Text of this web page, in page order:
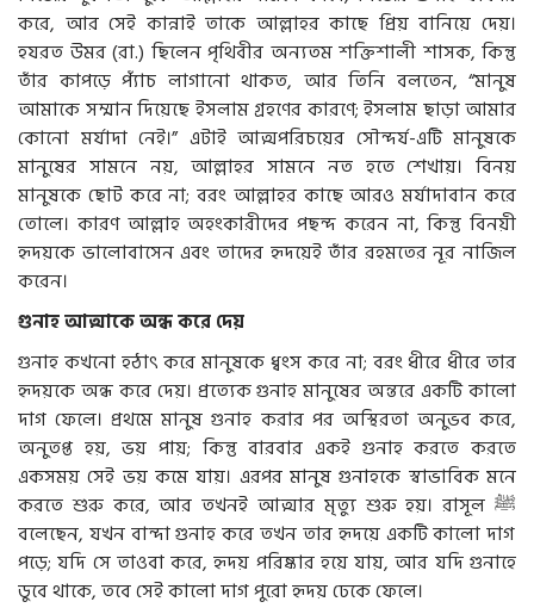
করে, আর সেই কান্নাই তাকে আল্লাহর কাছে প্রিয় বানিয়ে দেয়।
হযরত উমর (রা.) ছিলেন পৃথিবীর অন্যতম শক্তিশালী শাসক, কিন্তু
তাঁর কাপড়ে প্যাঁচ লাগানো থাকত, আর তিনি বলতেন, “মানুষ
আমাকে সম্মান দিয়েছে ইসলাম গ্রহণের কারণে; ইসলাম ছাড়া আমার
কোনো মর্যাদা নেই।” এটাই আত্মপরিচয়ের সৌন্দর্য-এটি মানুষকে
মানুষের সামনে নয়, আল্লাহর সামনে নত হতে শেখায়। বিনয়
মানুষকে ছোট করে না; বরং আল্লাহর কাছে আরও মর্যাদাবান করে
তোলে। কারণ আল্লাহ অহংকারীদের পছন্দ করেন না, কিন্তু বিনয়ী
হৃদয়কে ভালোবাসেন এবং তাদের হৃদয়েই তাঁর রহমতের নূর নাজিল
করেন।
গুনাহ আত্মাকে অন্ধ করে দেয়
গুনাহ কখনো হঠাৎ করে মানুষকে ধ্বংস করে না; বরং ধীরে ধীরে তার
হৃদয়কে অন্ধ করে দেয়। প্রত্যেক গুনাহ মানুষের অন্তরে একটি কালো
দাগ ফেলে। প্রথমে মানুষ গুনাহ করার পর অস্থিরতা অনুভব করে,
অনুতপ্ত হয়, ভয় পায়; কিন্তু বারবার একই গুনাহ করতে করতে
একসময় সেই ভয় কমে যায়। এরপর মানুষ গুনাহকে স্বাভাবিক মনে
করতে শুরু করে, আর তখনই আত্মার মৃত্যু শুরু হয়। রাসূল ﷺ
বলেছেন, যখন বান্দা গুনাহ করে তখন তার হৃদয়ে একটি কালো দাগ
পড়ে; যদি সে তাওবা করে, হৃদয় পরিষ্কার হয়ে যায়, আর যদি গুনাহে
ডুবে থাকে, তবে সেই কালো দাগ পুরো হৃদয় ঢেকে ফেলে।